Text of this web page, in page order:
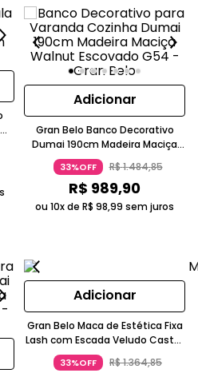
Adicionar
Gran Belo Banco Decorativo
Dumai 190cm Madeira Maciça
Walnut Escovado Rústico
33%OFF R$1.484,85
R$ 989,90
ou 10x de R$ 98,99 sem juros
Adicionar
Gran Belo Maca de Estética Fixa
Lash com Escada Veludo Castor
G83
33%OFF R$1.364,85